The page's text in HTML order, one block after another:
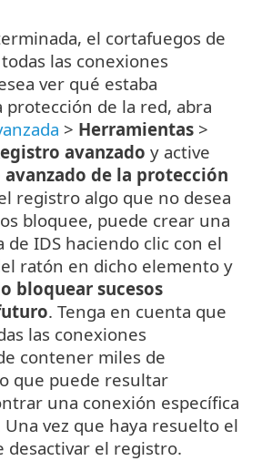
el cortafuegos de
las conexiones
ver qué estaba
protección de la red, abra
> Herramientas >
avanzado y active
de la protección
registro algo que no desea
bloquee, puede crear una
IDS haciendo clic con el
ratón en dicho elemento y
bloquear sucesos
. Tenga en cuenta que
las conexiones
contener miles de
que puede resultar
una conexión específica
vez que haya resuelto el
desactivar el registro.